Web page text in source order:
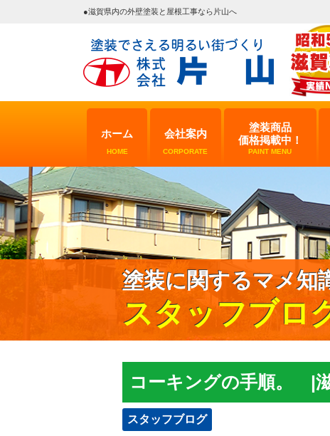
●滋賀県内の外壁塗装と屋根工事なら片山へ
ホーム
HOME
会社案内
CORPORATE
塗装商品
価格掲載中！
PAINT MENU
塗装に関するマメ知
スタッフブロ
コーキングの手順。 |
スタッフブログ